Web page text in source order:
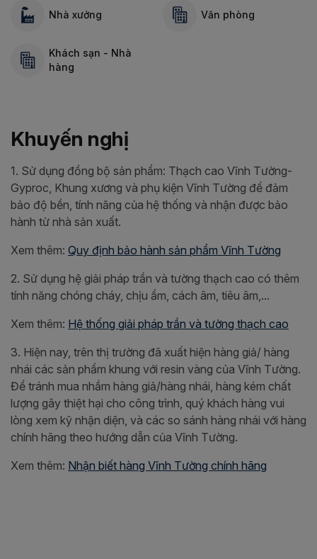
Nhà xưởng Văn phòng
Khách sạn - Nhà
hàng
Khuyến nghị
1. Sử dụng đồng bộ sản phẩm: Thạch cao Vĩnh Tường-
Gyproc, Khung xương và phụ kiện Vĩnh Tường để đảm
bảo độ bền, tính năng của hệ thống và nhận được bảo
hành từ nhà sản xuất.
Xem thêm: Quy định bảo hành sản phẩm Vĩnh Tường
2. Sử dụng hệ giải pháp trần và tường thạch cao có thêm
tính năng chóng cháy, chịu ẩm, cách âm, tiêu âm,...
Xem thêm: Hệ thống giải pháp trần và tường thạch cao
3. Hiện nay, trên thị trường đã xuất hiện hàng giả/ hàng
nhái các sản phẩm khung với resin vàng của Vĩnh Tường.
Để tránh mua nhầm hàng giả/hàng nhái, hàng kém chất
lượng gây thiệt hại cho công trình, quý khách hàng vui
lòng xem kỹ nhận diện, và các so sánh hàng nhái với hàng
chính hãng theo hướng dẫn của Vĩnh Tường.
Xem thêm: Nhận biết hàng Vĩnh Tường chính hãng